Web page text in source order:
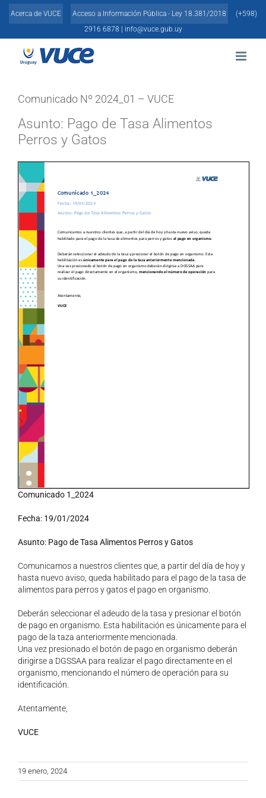
Skip
Acerca de VUCE Acceso a Información Pública - Ley 18.381/2018
(+598)
2916 6878 |
info@vuce.gub.uy
Comunicado Nº 2024_01 – VUCE
Asunto: Pago de Tasa Alimentos
Perros y Gatos
Comunicado 1_2024
Fecha: 19/01/2024
Asunto: Pago de Tasa Alimentos Perros y Gatos
Comunicamos a nuestros clientes que, a partir del día de hoy y
hasta nuevo aviso, queda habilitado para el pago de la tasa de
alimentos para perros y gatos el pago en organismo.
Deberán seleccionar el adeudo de la tasa y presionar el botón
de pago en organismo. Esta habilitación es únicamente para el
pago de la taza anteriormente mencionada.
Una vez presionado el botón de pago en organismo deberán
dirigirse a DGSSAA para realizar el pago directamente en el
organismo, mencionando el número de operación para su
identificación.
Atentamente,
VUCE
19 enero, 2024